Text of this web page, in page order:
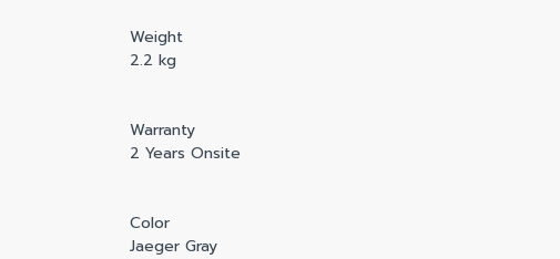
Weight
2.2 kg
Warranty
2 Years Onsite
Color
Jaeger Gray